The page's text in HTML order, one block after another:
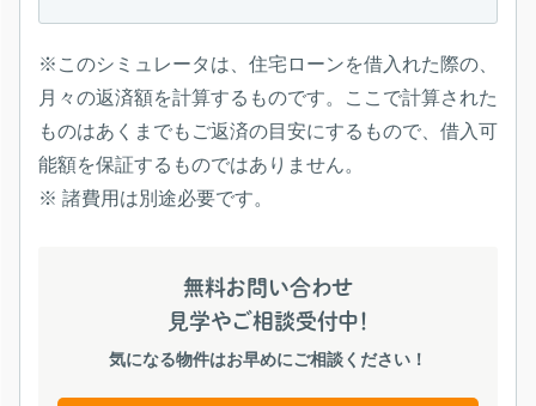
※このシミュレータは、住宅ローンを借入れた際の、
月々の返済額を計算するものです。ここで計算された
ものはあくまでもご返済の目安にするもので、借入可
能額を保証するものではありません。
※ 諸費用は別途必要です。
無料お問い合わせ
見学やご相談受付中！
気になる物件はお早めにご相談ください！